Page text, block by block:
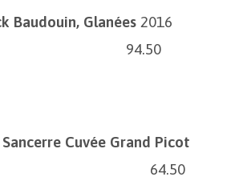
Baudouin, Glanées 2016
Cuvée Grand Picot
64.50